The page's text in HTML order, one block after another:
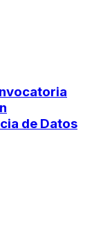
de Datos